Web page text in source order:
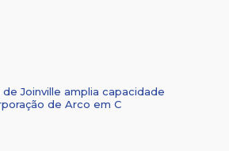
Joinville amplia capacidade
de Arco em C